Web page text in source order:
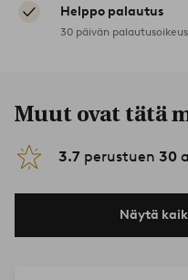
Helppo palautus
30 päivän
Muut ovat tätä
3.7 perustuen 30
Näytä